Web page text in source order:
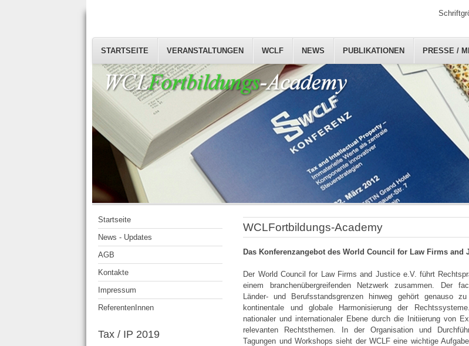
STARTSEITE VERANSTALTUNGEN WCLF NEWS PUBLIKATIONEN PRESSE /
Startseite
News - Updates
AGB
Kontakte
Impressum
ReferentenInnen
Tax / IP 2019
WCLFortbildungs-Academy
Das Konferenzangebot des World Council for Law Firms and
Der World Council for Law Firms and Justice e.V. führt
einem branchenübergreifenden Netzwerk zusammen. Der
Länder- und Berufsstandsgrenzen hinweg gehört genauso
kontinentale und globale Harmonisierung der
nationaler und internationaler Ebene durch die Initiierung von
relevanten Rechtsthemen. In der Organisation und
Tagungen und Workshops sieht der WCLF eine wichtige